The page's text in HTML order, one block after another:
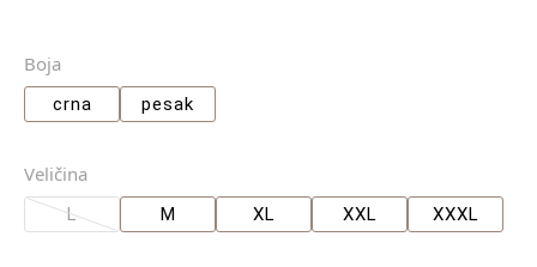
Boja
crna pesak
Veličina
L M XL XXL XXXL